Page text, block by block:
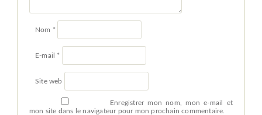
Nom *
E-mail *
Site web
Enregistrer mon nom, mon e-mail et
mon site dans le navigateur pour mon prochain commentaire.